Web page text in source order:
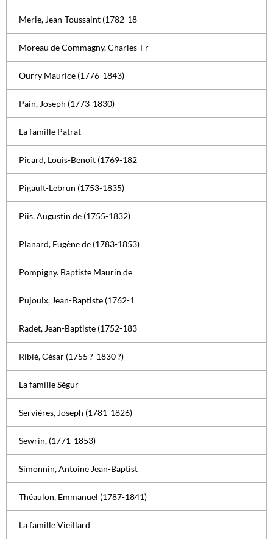
Merle, Jean-Toussaint (1782-18
Moreau de Commagny, Charles-Fr
Ourry Maurice (1776-1843)
Pain, Joseph (1773-1830)
La famille Patrat
Picard, Louis-Benoît (1769-182
Pigault-Lebrun (1753-1835)
Piis, Augustin de (1755-1832)
Planard, Eugène de (1783-1853)
Pompigny. Baptiste Maurin de
Pujoulx, Jean-Baptiste (1762-1
Radet, Jean-Baptiste (1752-183
Ribié, César (1755 ?-1830 ?)
La famille Ségur
Servières, Joseph (1781-1826)
Sewrin, (1771-1853)
Simonnin, Antoine Jean-Baptist
Théaulon, Emmanuel (1787-1841)
La famille Vieillard